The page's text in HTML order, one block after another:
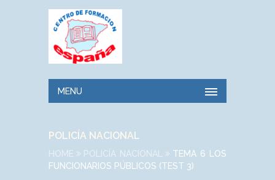
MENU
POLICÍA NACIONAL
HOME POLICÍA NACIONAL
TEMA 6 LOS
FUNCIONARIOS PÚBLICOS (TEST 3)